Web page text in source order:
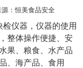
：恒美食品安全
仪器，仪器的使用
整体操作便捷、安
果、粮食、水产品
、海产品、食用